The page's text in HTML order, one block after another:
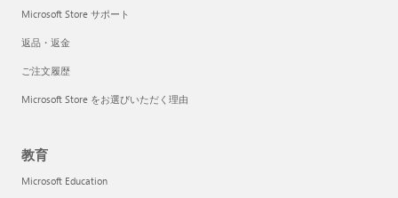
Microsoft Store サポート
返品・返金
ご注文履歴
Microsoft Store をお選びいただく理由
教育
Microsoft Education